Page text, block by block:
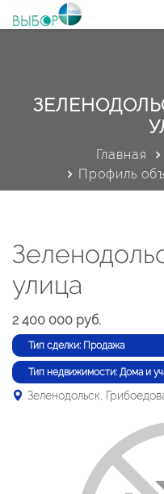
Главная
Профиль
улица
2 400 000 руб.
Тип сделки: Продажа
Тип недвижимости: Дома и
Зеленодольск,